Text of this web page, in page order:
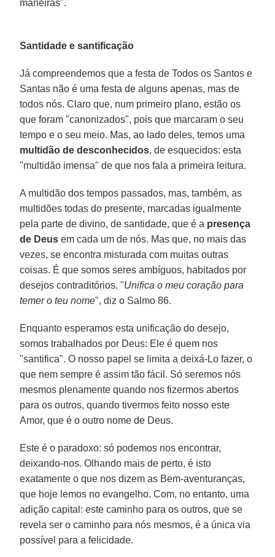
maneiras".
Santidade e santificação
Já compreendemos que a festa de Todos os Santos e
Santas não é uma festa de alguns apenas, mas de
todos nós. Claro que, num primeiro plano, estão os
que foram "canonizados", pois que marcaram o seu
tempo e o seu meio. Mas, ao lado deles, temos uma
multidão de desconhecidos, de esquecidos: esta
"multidão imensa" de que nos fala a primeira leitura.
A multidão dos tempos passados, mas, também, as
multidões todas do presente, marcadas igualmente
pela parte de divino, de santidade, que é a presença
de Deus em cada um de nós. Mas que, no mais das
vezes, se encontra misturada com muitas outras
coisas. É que somos seres ambíguos, habitados por
desejos contraditórios. "Unifica o meu coração para
temer o teu nome", diz o Salmo 86.
Enquanto esperamos esta unificação do desejo,
somos trabalhados por Deus: Ele é quem nos
"santifica". O nosso papel se limita a deixá-Lo fazer, o
que nem sempre é assim tão fácil. Só seremos nós
mesmos plenamente quando nos fizermos abertos
para os outros, quando tivermos feito nosso este
Amor, que é o outro nome de Deus.
Este é o paradoxo: só podemos nos encontrar,
deixando-nos. Olhando mais de perto, é isto
exatamente o que nos dizem as Bem-aventuranças,
que hoje lemos no evangelho. Com, no entanto, uma
adição capital: este caminho para os outros, que se
revela ser o caminho para nós mesmos, é a única via
possível para a felicidade.